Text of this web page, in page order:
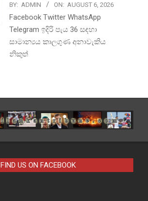
BY: ADMIN ON: AUGUST 6, 2026
Facebook Twitter WhatsApp
Telegram ඉදිරි පැය 36 සඳහා
සාමාන්‍යය කාලගුණ අනාවැකිය
නිකුත්
FIND US ON FACEBOOK